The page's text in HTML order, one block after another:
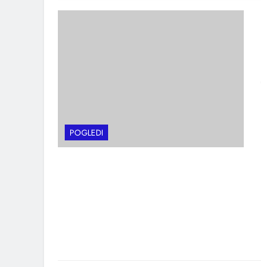
POGLEDI